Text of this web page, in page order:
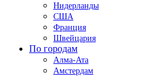
Нидерланды
США
Франция
Швейцария
По городам
Алма-Ата
Амстердам